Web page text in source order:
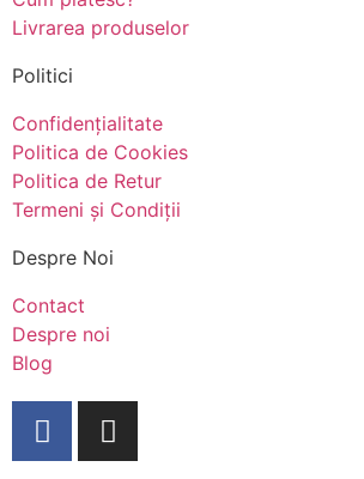
Livrarea produselor
Politici
Confidențialitate
Politica de Cookies
Politica de Retur
Termeni și Condiții
Despre Noi
Contact
Despre noi
Blog